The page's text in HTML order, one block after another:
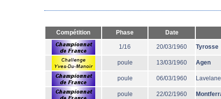
Compétition Phase Date
1/16 20/03/1960 Tyrosse
poule 13/03/1960 Agen
poule 06/03/1960
poule 22/02/1960